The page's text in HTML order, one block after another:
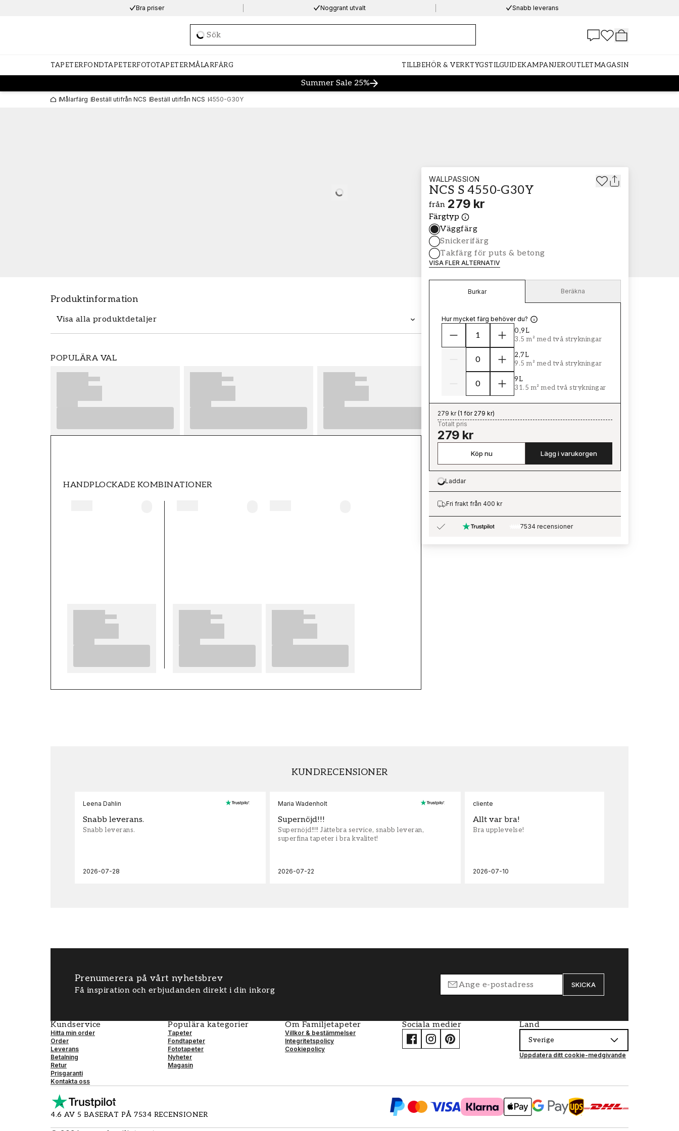
Bra priser Noggrant utvalt Snabb leverans
Loading…
TAPETERFONDTAPETERFOTOTAPETERMÅLARFÄRG TILLBEHÖR & VERKTYGSTILGUIDEKAMPANJEROUTLETMAGASIN
Summer Sale 25%
Målarfärg Beställ utifrån NCS Beställ utifrån NCS 4550-G30Y
Loading…
Produktinformation
Visa alla produktdetaljer
FT38-000-W0000
POPULÄRA VAL
HANDPLOCKADE KOMBINATIONER
WALLPASSION
NCS S 4550-G30Y
från 279 kr
Färgtyp
Väggfärg
Snickerifärg
Takfärg för puts & betong
VISA FLER ALTERNATIV
Burkar Beräkna
Hur mycket färg behöver du?
0,9L
3.5 m² med två strykningar
2,7L
9.5 m² med två strykningar
9L
31.5 m² med två strykningar
279 kr(1 för 279 kr)
Totalt pris
279 kr
Köp nu Lägg i varukorgen
Loading…
Laddar
Fri frakt från 400 kr
7534 recensioner
KUNDRECENSIONER
Leena Dahlin
Snabb leverans.
Snabb leverans.
2026-07-28
Maria Wadenholt
Supernöjd!!!
Supernöjd!!!! Jättebra service, snabb leveran,
superfina tapeter i bra kvalitet!
2026-07-22
cliente
Allt var bra!
Bra upplevelse!
2026-07-10
Prenumerera på vårt nyhetsbrev
Få inspiration och erbjudanden direkt i din inkorg
SKICKA
Kundservice
Hitta min order
Order
Leverans
Betalning
Retur
Prisgaranti
Kontakta oss
Populära kategorier
Tapeter
Fondtapeter
Fototapeter
Nyheter
Magasin
Om Familjetapeter
Villkor & bestämmelser
Integritetspolicy
Cookiepolicy
Sociala medier Land
Sverige
Uppdatera ditt cookie-medgivande
4.6 AV 5 BASERAT PÅ 7534 RECENSIONER